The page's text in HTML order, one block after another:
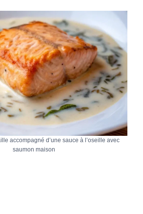
accompagné d’une sauce à l’oseille avec
saumon maison